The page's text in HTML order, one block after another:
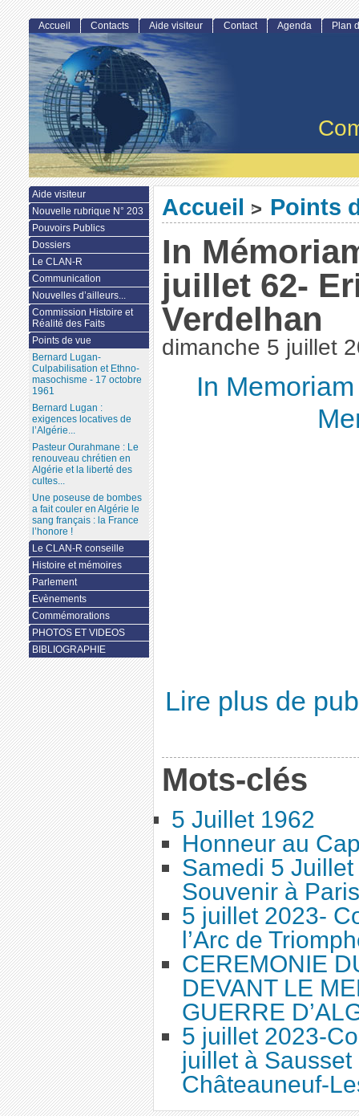
Accueil > Points
In
juillet 62-
Verdelhan
dimanche 5 juillet
In
Lire plus de
Mots-clés
5 Juillet 1962
Honneur au
Samedi 5
Souvenir à Paris
5 juillet 2023-
l’Arc de
CEREMONIE
DEVANT LE
GUERRE
5 juillet 2023-
juillet à
Châteauneuf-
Accueil Contacts Aide visiteur Contact Agenda Plan
Aide visiteur
Nouvelle rubrique N° 203
Pouvoirs Publics
Dossiers
Le CLAN-R
Communication
Nouvelles d’ailleurs...
Commission Histoire et
Réalité des Faits
Points de vue
Bernard Lugan-
Culpabilisation et Ethno-
masochisme - 17 octobre
1961
Bernard Lugan :
exigences locatives de
l’Algérie...
Pasteur Ourahmane : Le
renouveau chrétien en
Algérie et la liberté des
cultes...
Une poseuse de bombes
a fait couler en Algérie le
sang français : la France
l’honore !
Le CLAN-R conseille
Histoire et mémoires
Parlement
Evènements
Commémorations
PHOTOS ET VIDEOS
BIBLIOGRAPHIE